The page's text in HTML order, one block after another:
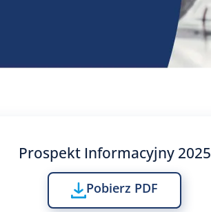
Prospekt Informacyjny 2025
Pobierz PDF